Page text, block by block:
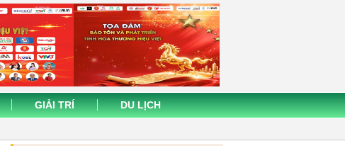
GIẢI TRÍ DU LỊCH